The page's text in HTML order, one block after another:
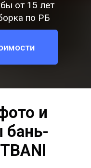
от 15 лет
по РБ
и
бань-